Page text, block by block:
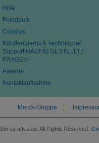
Hilfe
Feedback
Cookies
Kundendienst & Technischer
Support HÄUFIG GESTELLTE
FRAGEN
Patente
Kontaktaufnahme
Merck-Gruppe
its affiliates. All Rights Reserved.